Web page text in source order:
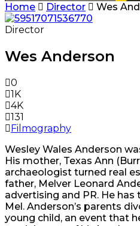
Home Director
Wes
Director
Wes Anderson
0
1K
4K
131
Filmography
Wesley Wales Anderson
His mother, Texas Ann
archaeologist turned real
father, Melver Leonard
advertising and PR. He has
Mel. Anderson’s parents
young child, an event that